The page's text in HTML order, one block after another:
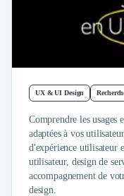
Bureaux d'Entreprise
Impression
Logistique
Traduction
Traiteur & Restauration
Conception &
Sourcing et Imports
Office Management
Développement à
UX & UI Design
Comprendre les usages
adaptées à vos
d'expérience utilisateur
utilisateur, design de
accompagnement de
design.